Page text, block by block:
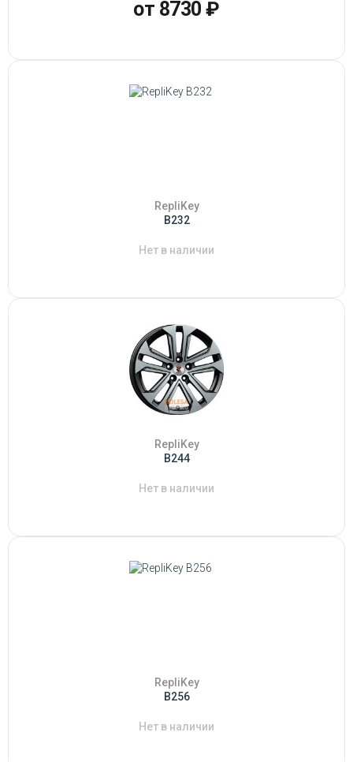
от 8730 ₽
RepliKey
B232
Нет в наличии
RepliKey
B244
Нет в наличии
RepliKey
B256
Нет в наличии